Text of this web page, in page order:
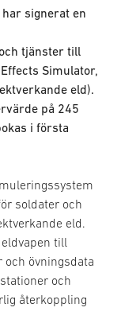
signerat en
tjänster till
Simulator,
eld).
på 245
i första
soldater och
eld.
till
och övningsdata
och
återkoppling